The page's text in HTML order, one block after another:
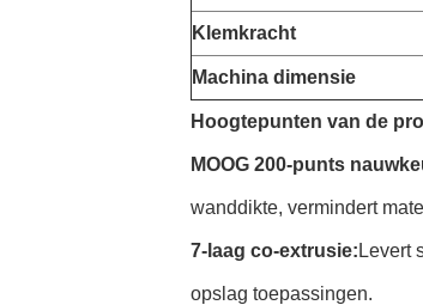
Klemkracht
Machina dimensie
Hoogtepunten van de
MOOG 200-punts
wanddikte, vermindert
7-laag co-extrusie: Levert
opslag toepassingen.